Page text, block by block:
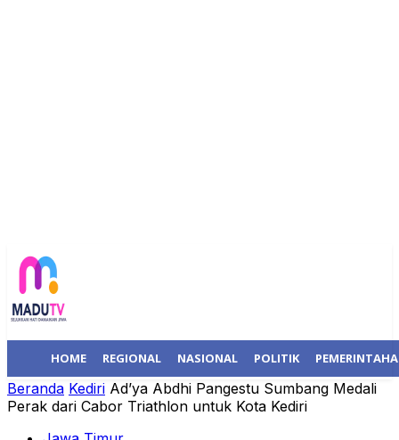
HOME REGIONAL NASIONAL POLITIK
Beranda Kediri Ad’ya Abdhi Pangestu Sumbang Medali
Perak dari Cabor Triathlon untuk Kota Kediri